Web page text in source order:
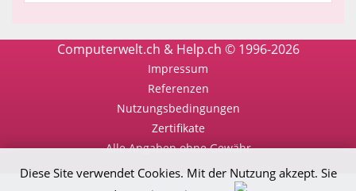
Computerwelt.ch & Help.ch © 1996-2026
Impressum
Referenzen
Nutzungsbedingungen
Zertifikate
Alle Angaben ohne Gewähr
Diese Site verwendet Cookies. Mit der Nutzung akzept. Sie